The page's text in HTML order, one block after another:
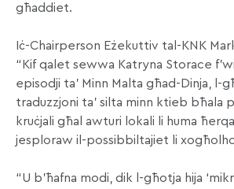
għaddiet.
Iċ-Chairperson Eżekuttiv tal-KNK
“Kif qalet sewwa Katryna Storace
episodji ta’ Minn Malta għad-Dinja, l-
traduzzjoni ta’ silta minn ktieb bħala
kruċjali għal awturi lokali li huma
jesploraw il-possibbiltajiet li
“U b’ħafna modi, dik l-għotja hija